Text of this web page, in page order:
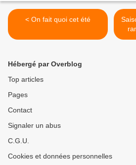
< On fait quoi cet été
Hébergé par Overblog
Top articles
Pages
Contact
Signaler un abus
C.G.U.
Cookies et données personnelles